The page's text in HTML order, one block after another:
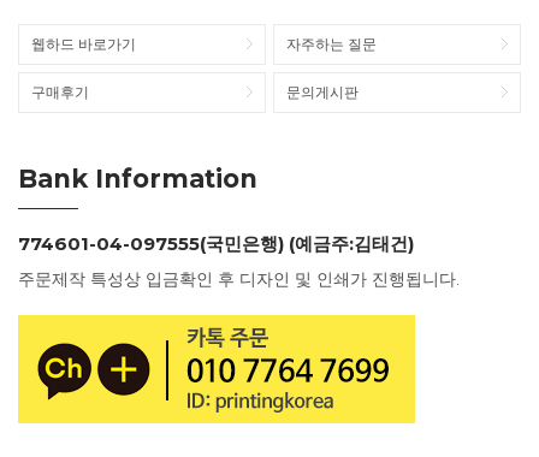
웹하드 바로가기 자주하는 질문
구매후기 문의게시판
Bank Information
774601-04-097555(국민은행) (예금주:김태건)
주문제작 특성상 입금확인 후 디자인 및 인쇄가 진행됩니다.